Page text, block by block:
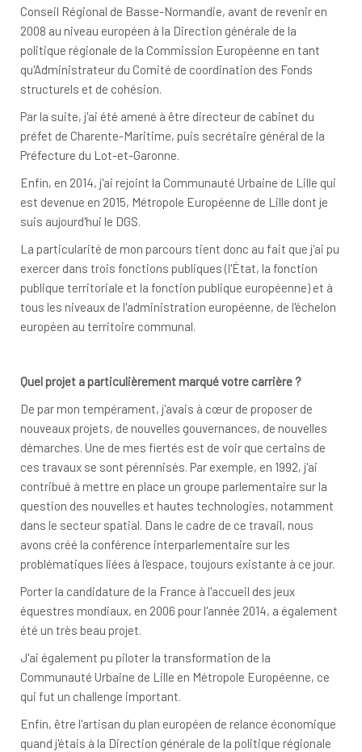
Conseil Régional de Basse-Normandie, avant de revenir en
2008 au niveau européen à la Direction générale de la
politique régionale de la Commission Européenne en tant
qu'Administrateur du Comité de coordination des Fonds
structurels et de cohésion.
Par la suite, j'ai été amené à être directeur de cabinet du
préfet de Charente-Maritime, puis secrétaire général de la
Préfecture du Lot-et-Garonne.
Enfin, en 2014, j'ai rejoint la Communauté Urbaine de Lille qui
est devenue en 2015, Métropole Européenne de Lille dont je
suis aujourd'hui le DGS.
La particularité de mon parcours tient donc au fait que j'ai pu
exercer dans trois fonctions publiques (l'État, la fonction
publique territoriale et la fonction publique européenne) et à
tous les niveaux de l'administration européenne, de l'échelon
européen au territoire communal.
Quel projet a particulièrement marqué votre carrière ?
De par mon tempérament, j'avais à cœur de proposer de
nouveaux projets, de nouvelles gouvernances, de nouvelles
démarches. Une de mes fiertés est de voir que certains de
ces travaux se sont pérennisés. Par exemple, en 1992, j'ai
contribué à mettre en place un groupe parlementaire sur la
question des nouvelles et hautes technologies, notamment
dans le secteur spatial. Dans le cadre de ce travail, nous
avons créé la conférence interparlementaire sur les
problématiques liées à l'espace, toujours existante à ce jour.
Porter la candidature de la France à l'accueil des jeux
équestres mondiaux, en 2006 pour l'année 2014, a également
été un très beau projet.
J'ai également pu piloter la transformation de la
Communauté Urbaine de Lille en Métropole Européenne, ce
qui fut un challenge important.
Enfin, être l'artisan du plan européen de relance économique
quand j'étais à la Direction générale de la politique régionale